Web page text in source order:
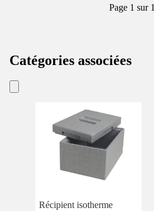
Page 1 sur 1
Catégories associées
Récipient isotherme